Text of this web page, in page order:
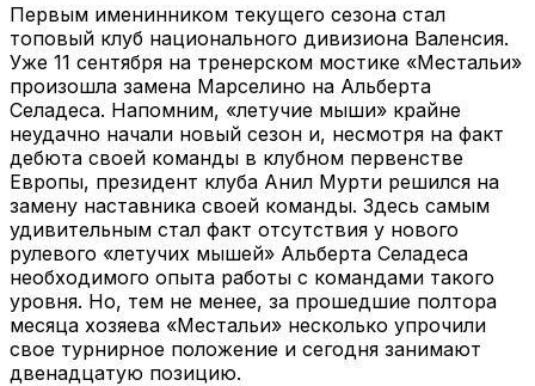
Первым именинником текущего сезона стал
топовый клуб национального дивизиона Валенсия.
Уже 11 сентября на тренерском мостике «Местальи»
произошла замена Марселино на Альберта
Селадеса. Напомним, «летучие мыши» крайне
неудачно начали новый сезон и, несмотря на факт
дебюта своей команды в клубном первенстве
Европы, президент клуба Анил Мурти решился на
замену наставника своей команды. Здесь самым
удивительным стал факт отсутствия у нового
рулевого «летучих мышей» Альберта Селадеса
необходимого опыта работы с командами такого
уровня. Но, тем не менее, за прошедшие полтора
месяца хозяева «Местальи» несколько упрочили
свое турнирное положение и сегодня занимают
двенадцатую позицию.